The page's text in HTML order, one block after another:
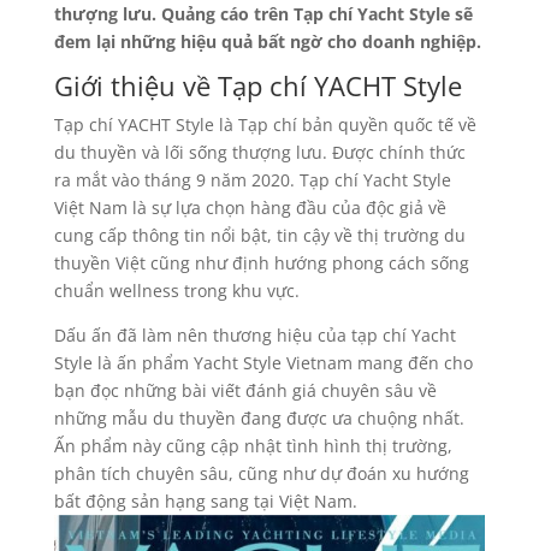
thượng lưu. Quảng cáo trên Tạp chí Yacht Style sẽ
đem lại những hiệu quả bất ngờ cho doanh nghiệp.
Giới thiệu về Tạp chí YACHT Style
Tạp chí YACHT Style là Tạp chí bản quyền quốc tế về
du thuyền và lối sống thượng lưu. Được chính thức
ra mắt vào tháng 9 năm 2020. Tạp chí Yacht Style
Việt Nam là sự lựa chọn hàng đầu của độc giả về
cung cấp thông tin nổi bật, tin cậy về thị trường du
thuyền Việt cũng như định hướng phong cách sống
chuẩn wellness trong khu vực.
Dấu ấn đã làm nên thương hiệu của tạp chí Yacht
Style là ấn phẩm Yacht Style Vietnam mang đến cho
bạn đọc những bài viết đánh giá chuyên sâu về
những mẫu du thuyền đang được ưa chuộng nhất.
Ấn phẩm này cũng cập nhật tình hình thị trường,
phân tích chuyên sâu, cũng như dự đoán xu hướng
bất động sản hạng sang tại Việt Nam.